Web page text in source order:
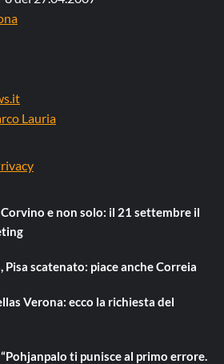
Lauria
e non solo: il 21 settembre il
Pisa scatenato: piace anche Correia
Verona: ecco la richiesta del
ti punisce al primo errore.